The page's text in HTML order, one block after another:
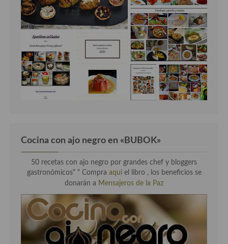
Cocina con ajo negro en «BUBOK»
50 recetas con ajo negro por grandes chef y bloggers
gastronómicos" " Compra aqui el libro , los beneficios se
donarán a Mensajeros de la Paz